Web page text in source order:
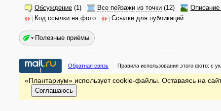
Обсуждение (1) Все пейзажи из точки (12)
Описание
Код ссылки на фото
Ссылки для публикаций
Полезные приёмы
Обратная связь Правила использования этого фото: с
«Плантариум» использует cookie-файлы. Оставаясь на
Соглашаюсь